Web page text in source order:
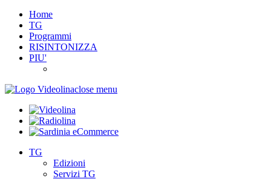
Home
TG
Programmi
RISINTONIZZA
PIU'
close menu
TG
Edizioni
Servizi TG